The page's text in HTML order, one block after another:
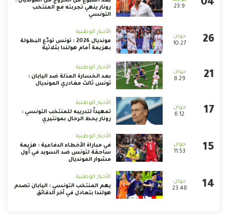
23:9
رونار ينهي تجربته مع المنتخب
التونسي
10:27
الأخبار الوطنية
مونديال 2026 : تونس تودّع البطولة
بهزيمة أمام هولندا بثلاثية
8:29
الأخبار الوطنية
بعد الخسارة المذلة ضد اليابان :
تونس ثالث مغادري المونديال
6:12
الأخبار الوطنية
تمهيداً لتدريبه للمنتخب التونسي :
رونار يحط الرحال بمونتيري
11:53
الأخبار الوطنية
في مباراة الأخطاء الدفاعية : هزيمة
ساحقة لتونس ضد السويد في أول
مشوار المونديال
23:48
الأخبار الوطنية
يهم المنتخب التونسي : اليابان تصدم
هولندا بتعادل في آخر الدقائق